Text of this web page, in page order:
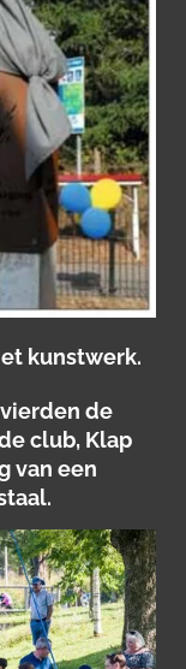
kunstwerk.
de
club, Klap
van een